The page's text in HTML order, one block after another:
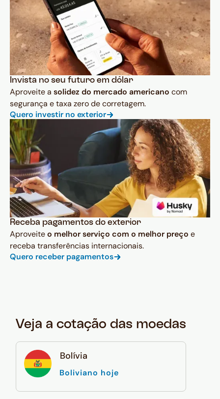
Invista no seu futuro em dólar
Aproveite a solidez do mercado americano com
segurança e taxa zero de corretagem.
Quero investir no exterior
Receba pagamentos do exterior
Aproveiteo melhor serviço com o melhor preço e
receba transferências internacionais.
Quero receber pagamentos
Veja a cotação das moedas
Bolívia
Boliviano hoje